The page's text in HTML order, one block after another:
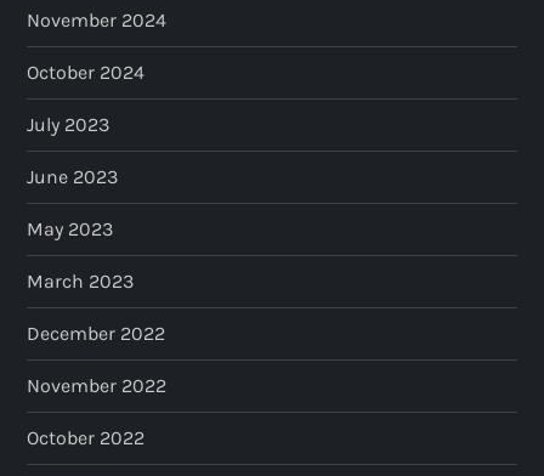
November 2024
October 2024
July 2023
June 2023
May 2023
March 2023
December 2022
November 2022
October 2022